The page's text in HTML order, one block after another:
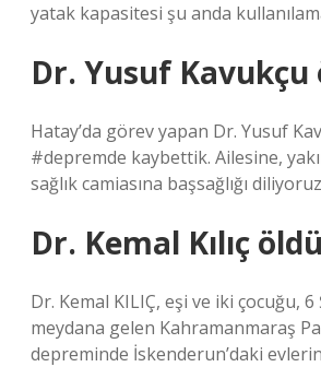
yatak kapasitesi şu anda
Dr. Yusuf Kavukçu
Hatay’da görev yapan Dr. Yusuf
#depremde kaybettik. Ailesine,
sağlık camiasına başsağlığı
Dr. Kemal Kılıç
Dr. Kemal KILIÇ, eşi ve iki çocuğu, 6
meydana gelen Kahramanmaraş
depreminde İskenderun’daki